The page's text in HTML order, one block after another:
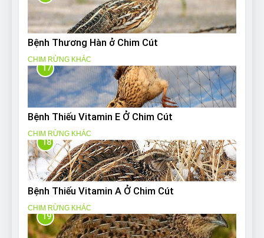
Bệnh Thương Hàn ở Chim Cút
CHIM RỪNG KHÁC
17
Bệnh Thiếu Vitamin E Ở Chim Cút
CHIM RỪNG KHÁC
18
Bệnh Thiếu Vitamin A Ở Chim Cút
CHIM RỪNG KHÁC
19